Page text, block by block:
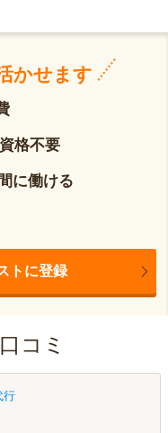
かせます
格不要
に働ける
トに登録
コミ
行